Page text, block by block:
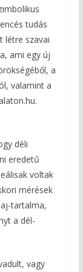
tudás
létre szavai
ami egy új
a
valamint a
déli
eredetű
voltak
mérések
tartalma,
a dél-
vagy